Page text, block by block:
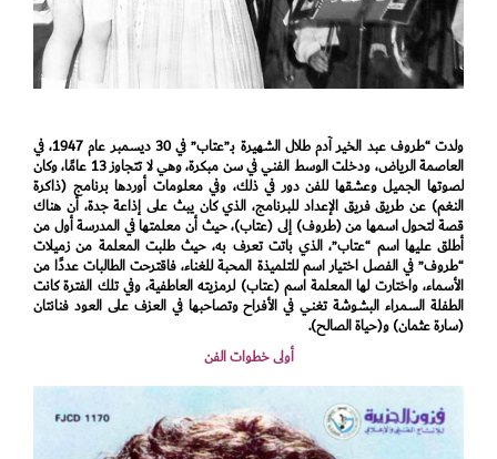
ولدت “طروف عبد الخير آدم طلال الشهيرة بـ”عتاب” في 30 ديسمبر عام 1947، في
العاصمة الرياض، ودخلت الوسط الفني في سن مبكرة، وهي لا تتجاوز 13 عامًا، وكان
لصوتها الجميل وعشقها للفن دور في ذلك، وفي معلومات أوردها برنامج (ذاكرة
النغم) عن طريق فريق الإعداد للبرنامج، الذي كان يبث على إذاعة جدة، أن هناك
قصة لتحول اسمها من (طروف) إلى (عتاب)، حيث أن معلمتها في المدرسة أول من
أطلق عليها اسم “عتاب”، الذي باتت تعرف به، حيث طلبت المعلمة من زميلات
“طروف” في الفصل اختيار اسم للتلميذة المحبة للغناء، فاقترحت الطالبات عددًا من
الأسماء، واختارت لها المعلمة اسم (عتاب) لرمزيته العاطفية، وفي تلك الفترة كانت
الطفلة السمراء البشوشة تغني في الأفراح وتصاحبها في العزف على العود فنانتان
(سارة عثمان) و(حياة الصالح).
أولى خطوات الفن